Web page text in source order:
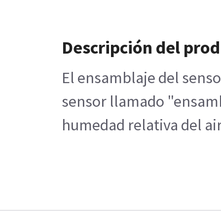
Descripción del
El ensamblaje del
sensor llamado
humedad relativa del